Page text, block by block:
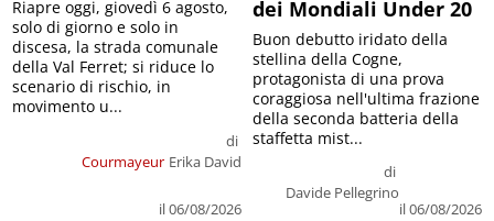
Courmayeur
di
Erika David
il 06/08/2026
Riapre oggi, giovedì 6 agosto,
solo di giorno e solo in
discesa, la strada comunale
della Val Ferret; si riduce lo
scenario di rischio, in
movimento u...
dei Mondiali Under 20
di
Davide Pellegrino
il 06/08/2026
Buon debutto iridato della
stellina della Cogne,
protagonista di una prova
coraggiosa nell'ultima frazione
della seconda batteria della
staffetta mist...